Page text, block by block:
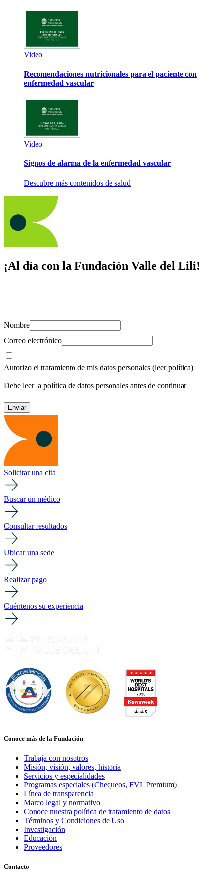
Video
Recomendaciones nutricionales para el paciente con
enfermedad vascular
Video
Signos de alarma de la enfermedad vascular
Descubre más contenidos de salud
¡Al día con la Fundación Valle del Lili!
Nombre
Correo electrónico
Autorizo el tratamiento de mis datos personales (leer política)
Debe leer la política de datos personales antes de continuar
Solicitar una cita
Buscar un médico
Consultar resultados
Ubicar una sede
Realizar pago
Cuéntenos su experiencia
Conoce más de la Fundación
Trabaja con nosotros
Misión, visión, valores, historia
Servicios y especialidades
Programas especiales (Chequeos, FVL Premium)
Línea de transparencia
Marco legal y normativo
Conoce nuestra política de tratamiento de datos
Términos y Condiciones de Uso
Investigación
Educación
Proveedores
Contacto